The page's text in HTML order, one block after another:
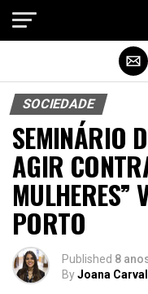
SOCIEDADE
SEMINÁRIO
AGIR
MULHERES”
PORTO
Published 8
ByJoana